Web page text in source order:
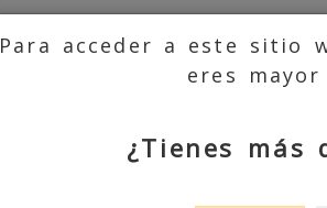
Para acceder a este sitio
eres
¿Tienes más